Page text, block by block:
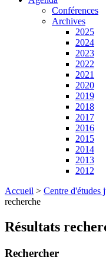
Conférences
Archives
2025
2024
2023
2022
2021
2020
2019
2018
2017
2016
2015
2014
2013
2012
Accueil > Centre d'études
recherche
Résultats
Rechercher